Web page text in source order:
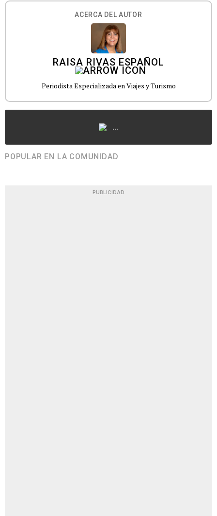
ACERCA DEL AUTOR
RAISA RIVAS ESPAÑOL
Periodista Especializada en Viajes y Turismo
...
POPULAR EN LA COMUNIDAD
PUBLICIDAD